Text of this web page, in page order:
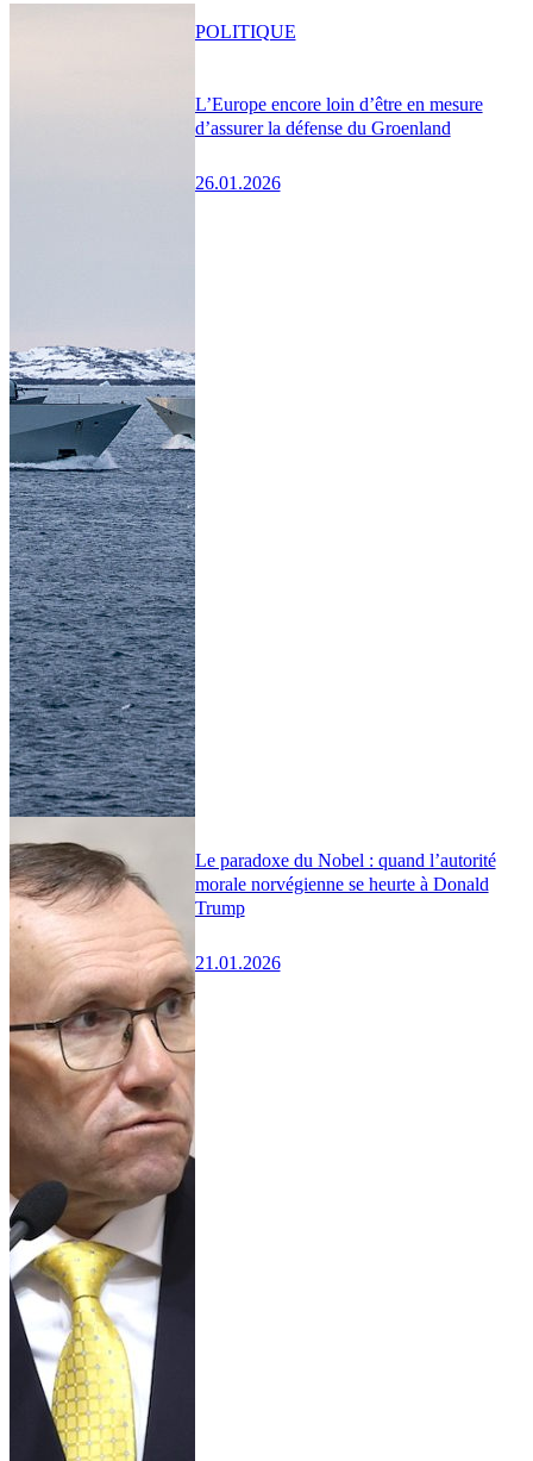
L’Europe encore loin d’être en mesure
d’assurer la défense du Groenland
26.01.2026
POLITIQUE
Le paradoxe du Nobel : quand l’autorité
morale norvégienne se heurte à Donald
Trump
21.01.2026